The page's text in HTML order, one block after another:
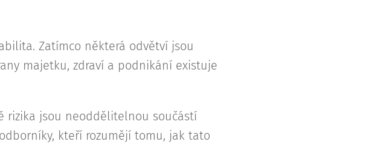
Zatímco některá odvětví jsou
majetku, zdraví a podnikání existuje
rizika jsou neoddělitelnou součástí
kteří rozumějí tomu, jak tato